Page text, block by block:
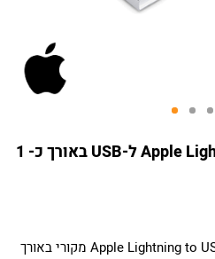
כבל טעינה לאייפון Apple Lightning ל-USB באורך כ- 1
כבל טעינה וסנכרון לאייפון Apple Lightning to USB-A מקורי באורך